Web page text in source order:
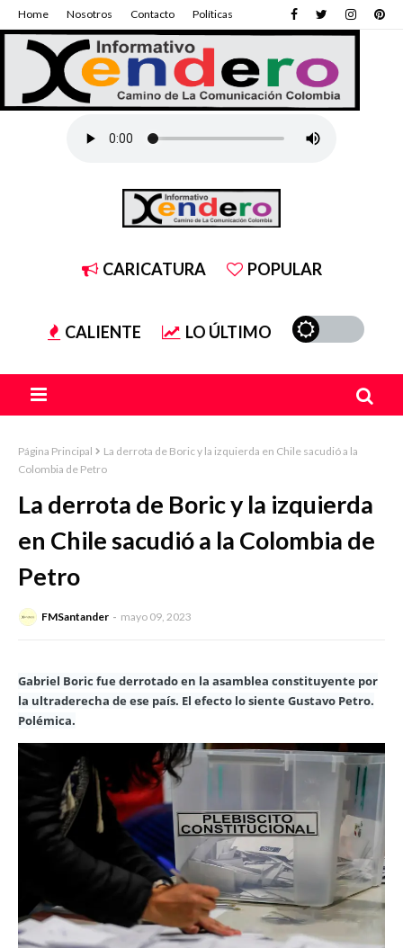
Home Nosotros Contacto Políticas
CARICATURA POPULAR
CALIENTE LO ÚLTIMO
Página Principal
La derrota de Boric y la izquierda en Chile sacudió a la
Colombia de Petro
La derrota de Boric y la izquierda
en Chile sacudió a la Colombia de
Petro
FMSantander mayo 09, 2023
Gabriel Boric fue derrotado en la asamblea constituyente por
la ultraderecha de ese país. El efecto lo siente Gustavo Petro.
Polémica.